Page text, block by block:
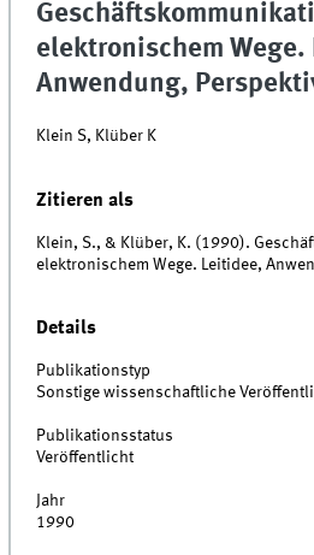
elektronischem Wege.
Anwendung,
Klein S, Klüber K
Zitieren als
Klein, S., & Klüber, K. (1990).
elektronischem Wege. Leitidee,
Details
Publikationstyp
Sonstige wissenschaftliche
Publikationsstatus
Veröffentlicht
Jahr
1990